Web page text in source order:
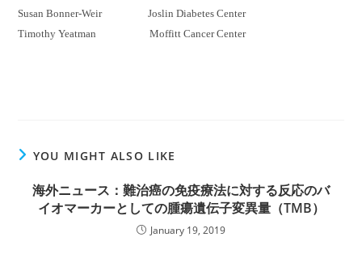
Susan Bonner-WeirJoslin Diabetes Center
TimothyYeatman Moffitt Cancer Center
YOU MIGHT ALSO LIKE
海外ニュース：難治癌の免疫療法に対する反応のバ
イオマーカーとしての腫瘍遺伝子変異量（TMB）
January 19, 2019